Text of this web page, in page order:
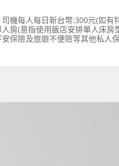
機每人每日新台幣:300元(如有
房(意指使用飯店安排單人床房
保險及旅遊不便險等其他私人